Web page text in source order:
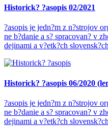
Historick? ?asopis 02/2021
?asopis je jedn?m z n?strojov
ne b?danie a s? spracovan? v
dejinami a v?etk?ch
Historick? ?asopis 06/2020
?asopis je jedn?m z n?strojov
ne b?danie a s? spracovan? v
dejinami a v?etk?ch